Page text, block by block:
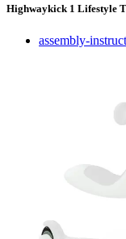
Highwaykick 1 Lifestyle
assembly-